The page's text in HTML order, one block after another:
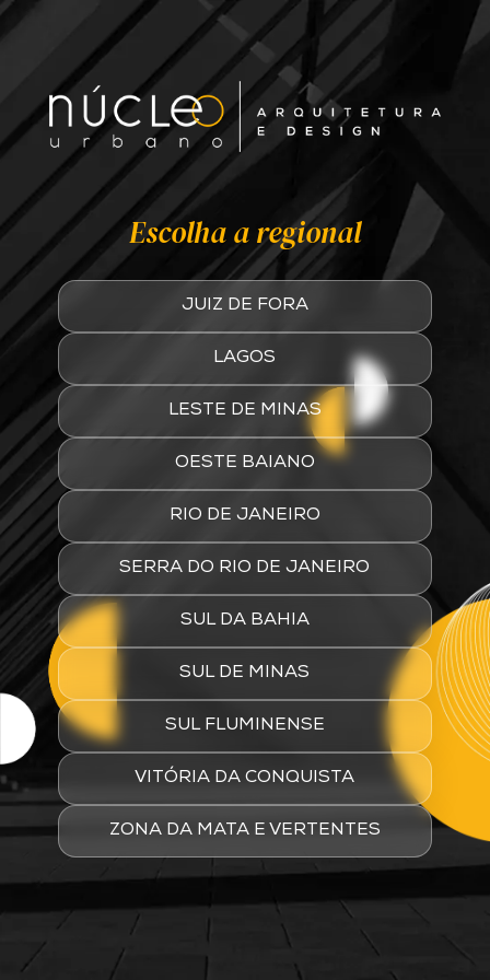
Escolha a regional
JUIZ DE FORA
LAGOS
LESTE DE MINAS
OESTE BAIANO
RIO DE JANEIRO
SERRA DO RIO DE JANEIRO
SUL DA BAHIA
SUL DE MINAS
SUL FLUMINENSE
VITÓRIA DA CONQUISTA
ZONA DA MATA E VERTENTES